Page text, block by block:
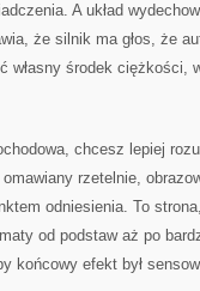
A układ
że silnik ma głos, że
własny środek ciężkości,
chcesz lepiej
rzetelnie,
odniesienia. To
od podstaw aż po
końcowy efekt był